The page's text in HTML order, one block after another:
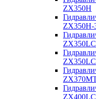
ZX350H
ZX350H-